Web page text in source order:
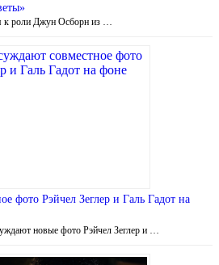
к роли Джун Осборн из …
фото Рэйчел Зеглер и Галь Гадот на
новые фото Рэйчел Зеглер и …